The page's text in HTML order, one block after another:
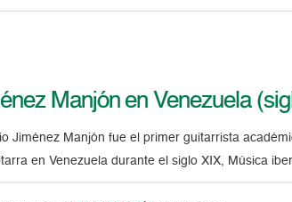
Manjón en Venezuela
Jiménez Manjón fue el primer guitarrista
en Venezuela durante el siglo XIX, Música